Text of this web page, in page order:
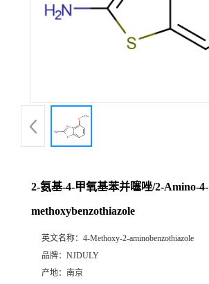
2-氨基-4-甲氧基苯并噻唑/2-Amino-4-
methoxybenzothiazole
英文名称： 4-Methoxy-2-aminobenzothiazole
品牌： NJDULY
产地： 南京